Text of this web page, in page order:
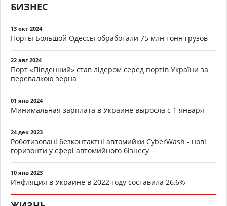
БИЗНЕС
13 окт 2024
Порты Большой Одессы обработали 75 млн тонн грузов
22 авг 2024
Порт «Південний» став лідером серед портів України за
перевалкою зерна
01 янв 2024
Минимальная зарплата в Украине выросла с 1 января
24 дек 2023
Роботизовані безконтактні автомийки CyberWash - нові
горизонти у сфері автомийного бізнесу
10 янв 2023
Инфляция в Украине в 2022 году составила 26,6%